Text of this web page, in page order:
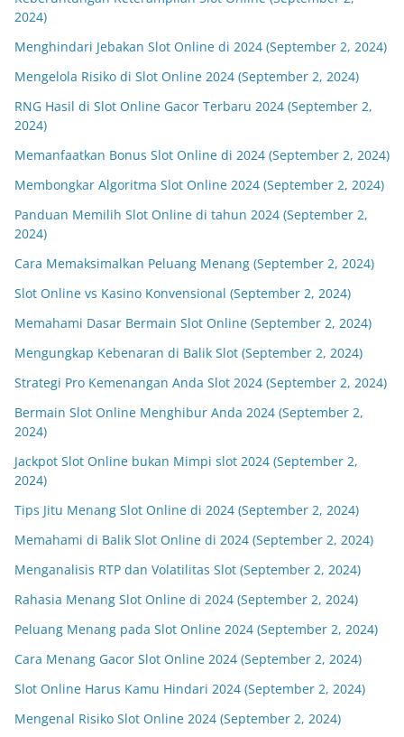
2024)
Menghindari Jebakan Slot Online di 2024 (September 2, 2024)
Mengelola Risiko di Slot Online 2024 (September 2, 2024)
RNG Hasil di Slot Online Gacor Terbaru 2024 (September 2,
2024)
Memanfaatkan Bonus Slot Online di 2024 (September 2, 2024)
Membongkar Algoritma Slot Online 2024 (September 2, 2024)
Panduan Memilih Slot Online di tahun 2024 (September 2,
2024)
Cara Memaksimalkan Peluang Menang (September 2, 2024)
Slot Online vs Kasino Konvensional (September 2, 2024)
Memahami Dasar Bermain Slot Online (September 2, 2024)
Mengungkap Kebenaran di Balik Slot (September 2, 2024)
Strategi Pro Kemenangan Anda Slot 2024 (September 2, 2024)
Bermain Slot Online Menghibur Anda 2024 (September 2,
2024)
Jackpot Slot Online bukan Mimpi slot 2024 (September 2,
2024)
Tips Jitu Menang Slot Online di 2024 (September 2, 2024)
Memahami di Balik Slot Online di 2024 (September 2, 2024)
Menganalisis RTP dan Volatilitas Slot (September 2, 2024)
Rahasia Menang Slot Online di 2024 (September 2, 2024)
Peluang Menang pada Slot Online 2024 (September 2, 2024)
Cara Menang Gacor Slot Online 2024 (September 2, 2024)
Slot Online Harus Kamu Hindari 2024 (September 2, 2024)
Mengenal Risiko Slot Online 2024 (September 2, 2024)